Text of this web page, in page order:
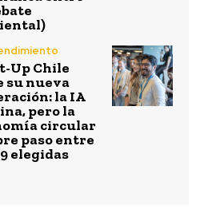
Up Chile
su nueva
la IA
pero la
circular
paso entre
elegidas